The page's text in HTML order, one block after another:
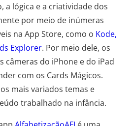
a lógica e a criatividade dos
por meio de inúmeras
na App Store, como o Kode,
Explorer. Por meio dele, os
câmeras do iPhone e do iPad
com os Cards Mágicos.
mais variados temas e
trabalhado na infância.